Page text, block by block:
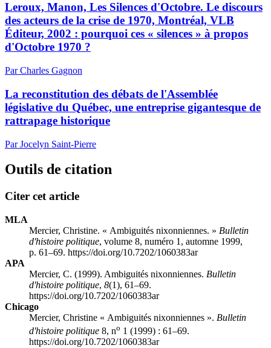
Leroux, Manon, Les Silences d'Octobre. Le discours
des acteurs de la crise de 1970, Montréal, VLB
Éditeur, 2002 : pourquoi ces « silences » à propos
d'Octobre 1970 ?
Par Charles Gagnon
La reconstitution des débats de l'Assemblée
législative du Québec, une entreprise gigantesque de
rattrapage historique
Par Jocelyn Saint-Pierre
Outils de citation
Citer cet article
MLA
Mercier, Christine. « Ambiguités nixonniennes. » Bulletin
d'histoire politique, volume 8, numéro 1, automne 1999,
p. 61–69. https://doi.org/10.7202/1060383ar
APA
Mercier, C. (1999). Ambiguités nixonniennes. Bulletin
d'histoire politique, 8(1), 61–69.
https://doi.org/10.7202/1060383ar
Chicago
Mercier, Christine « Ambiguités nixonniennes ». Bulletin
d'histoire politique 8, no 1 (1999) : 61–69.
https://doi.org/10.7202/1060383ar